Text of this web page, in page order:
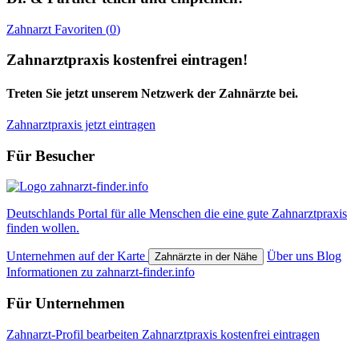
Zahnarzt Favoriten (0)
Zahnarztpraxis kostenfrei eintragen!
Treten Sie jetzt unserem Netzwerk der Zahnärzte bei.
Zahnarztpraxis jetzt eintragen
Für Besucher
Deutschlands Portal für alle Menschen die eine gute Zahnarztpraxis
finden wollen.
Unternehmen auf der Karte Zahnärzte in der Nähe Über uns Blog
Informationen zu zahnarzt-finder.info
Für Unternehmen
Zahnarzt-Profil bearbeiten Zahnarztpraxis kostenfrei eintragen